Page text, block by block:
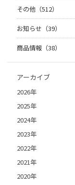
その他（512）
お知らせ（39）
商品情報（38）
アーカイブ
2026年
2025年
2024年
2023年
2022年
2021年
2020年